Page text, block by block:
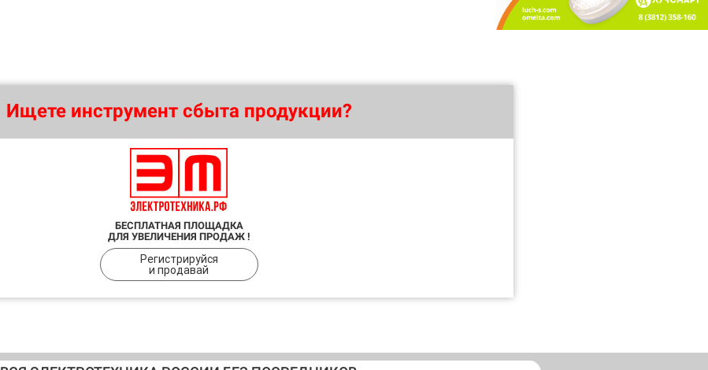
Ищете инструмент сбыта продукции?
БЕСПЛАТНАЯ ПЛОЩАДКА
ДЛЯ УВЕЛИЧЕНИЯ ПРОДАЖ !
Регистрируйся
и продавай